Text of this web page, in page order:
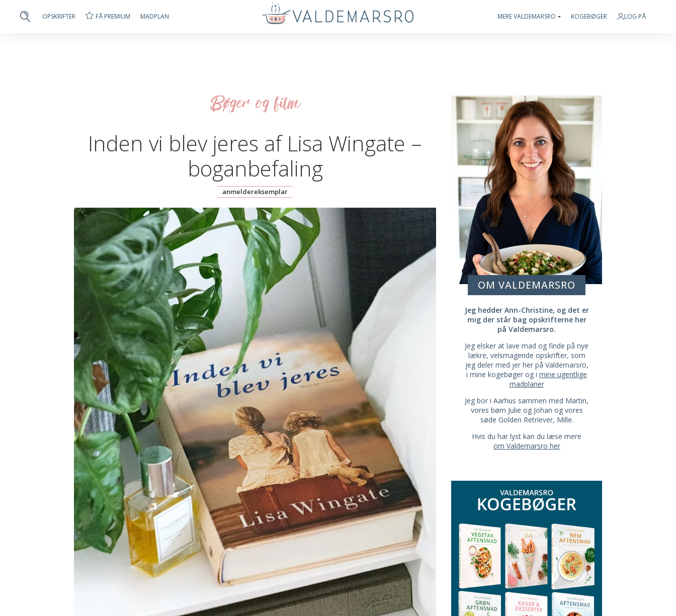
OPSKRIFTER FÅ PREMIUM MADPLAN MERE VALDEMARSRO KOGEBØGER LOG PÅ
Bøger og film
Inden vi blev jeres af Lisa Wingate –
boganbefaling
anmeldereksemplar
OM VALDEMARSRO
Jeg hedder Ann-Christine, og det er
mig der står bag opskrifterne her
på Valdemarsro.
Jeg elsker at lave mad og finde på nye
lækre, velsmagende opskrifter, som
jeg deler med jer her på Valdemarsro,
i mine kogebøger og i mine ugentlige
madplaner
Jeg bor i Aarhus sammen med Martin,
vores børn Julie og Johan og vores
søde Golden Retriever, Mille.
Hvis du har lyst kan du læse mere
om Valdemarsro her